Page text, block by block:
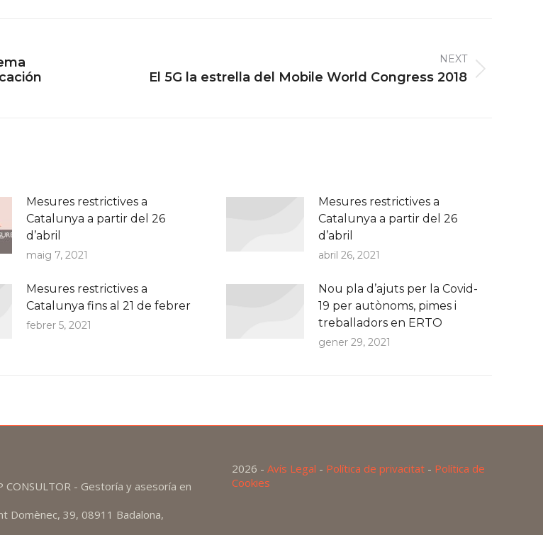
NEXT
El 5G la estrella del Mobile World Congress 2018
Mesures restrictives a
Catalunya a partir del 26
d’abril
maig 7, 2021
Mesures restrictives a
Catalunya a partir del 26
d’abril
abril 26, 2021
Mesures restrictives a
Catalunya fins al 21 de febrer
febrer 5, 2021
Nou pla d’ajuts per la Covid-
19 per autònoms, pimes i
treballadors en ERTO
gener 29, 2021
CONSULTOR - Gestoría y asesoría en
Domènec, 39, 08911 Badalona,
2026 -Avís Legal - Política de privacitat - Política de
Cookies